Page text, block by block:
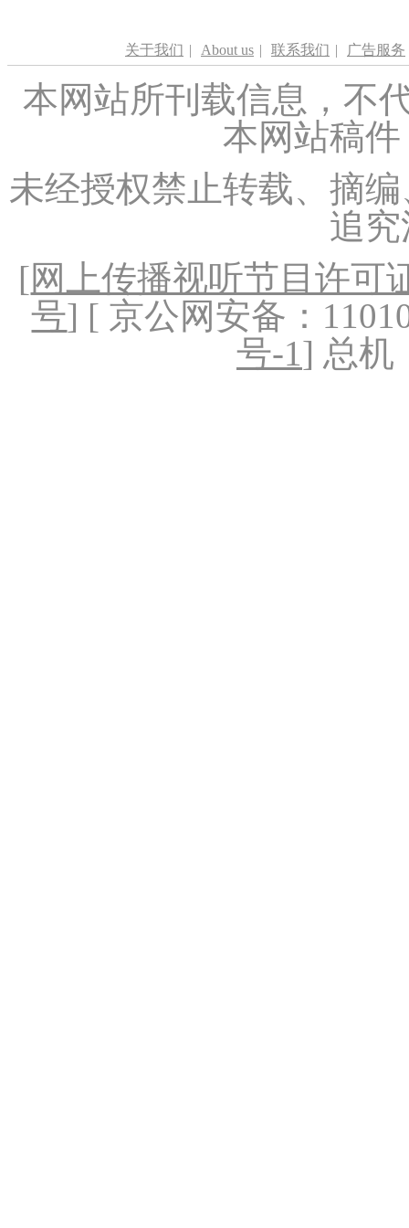
关于我们 | About us | 联系我们 | 广告服务
本网站所刊载信息，不
本网站稿
未经授权禁止转载、摘
追
[网上传播视听节目许可
号] [ 京公网安备：
号-1] 总机